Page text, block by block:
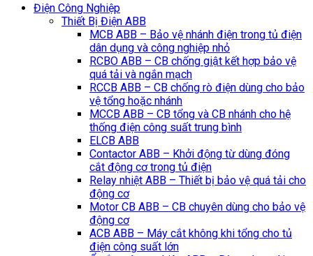
Điện Công Nghiệp
Thiết Bị Điện ABB
MCB ABB – Bảo vệ nhánh điện trong tủ điện
dân dụng và công nghiệp nhỏ
RCBO ABB – CB chống giật kết hợp bảo vệ
quá tải và ngắn mạch
RCCB ABB – CB chống rò điện dùng cho bảo
vệ tổng hoặc nhánh
MCCB ABB – CB tổng và CB nhánh cho hệ
thống điện công suất trung bình
ELCB ABB
Contactor ABB – Khởi động từ dùng đóng
cắt động cơ trong tủ điện
Relay nhiệt ABB – Thiết bị bảo vệ quá tải cho
động cơ
Motor CB ABB – CB chuyên dùng cho bảo vệ
động cơ
ACB ABB – Máy cắt không khi tổng cho tủ
điện công suất lớn